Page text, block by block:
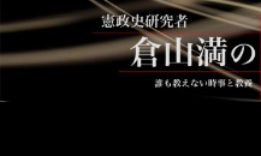
テ
ン